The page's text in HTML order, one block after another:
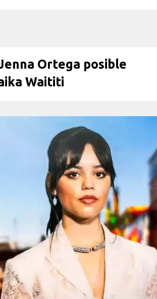
Ortega posible
Waititi